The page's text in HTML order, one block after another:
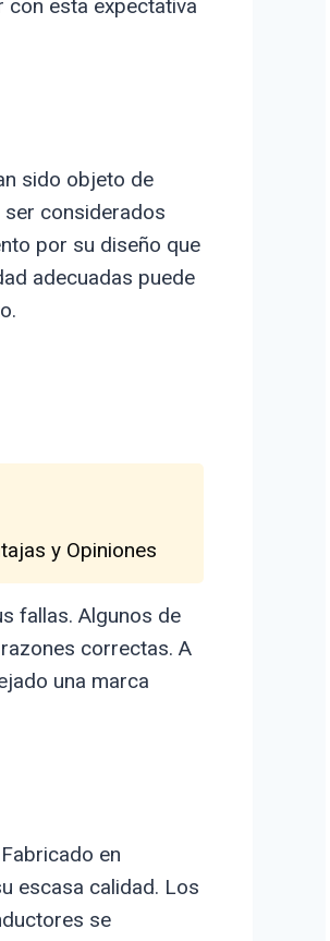
con esta expectativa
sido objeto de
ser considerados
por su diseño que
adecuadas puede
y Opiniones
fallas. Algunos de
correctas. A
una marca
en
escasa calidad. Los
se